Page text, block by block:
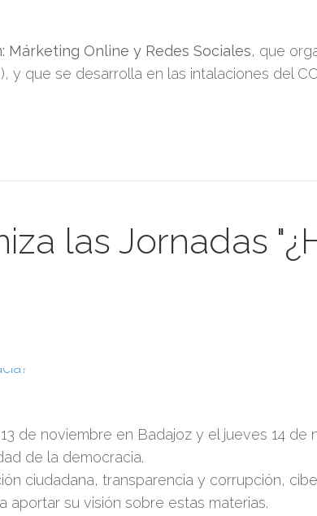
Márketing Online y Redes Sociales, que
y que se desarrolla en las intalaciones del
las Jornadas
de noviembre en Badajoz y el jueves 14
de la democracia.
ciudadana, transparencia y corrupción,
aportar su visión sobre estas materias.